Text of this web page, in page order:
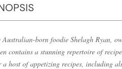
born foodie Shelagh Ryan,
contains a stunning repertoire of
host of appetizing recipes, including